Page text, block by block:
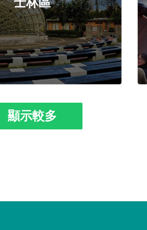
顯示較多